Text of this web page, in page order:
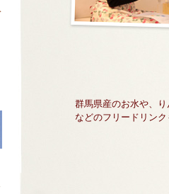
群馬県産のお水や、
などのフリードリン